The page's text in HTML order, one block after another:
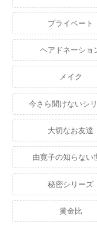
プライベート
ヘアドネーショ
メイク
今さら聞けないシ
大切なお友達
由寛子の知らない
秘密シリーズ
黄金比